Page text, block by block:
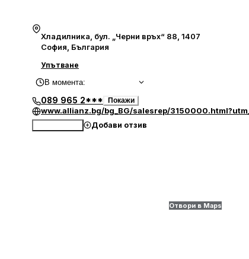
Хладилника, бул. „Черни връх“ 88, 1407
София, България
Упътване
В момента:
089 965 2*** Покажи
www.allianz.bg/bg_BG/salesrep/
Добави отзив
Отвори в Maps